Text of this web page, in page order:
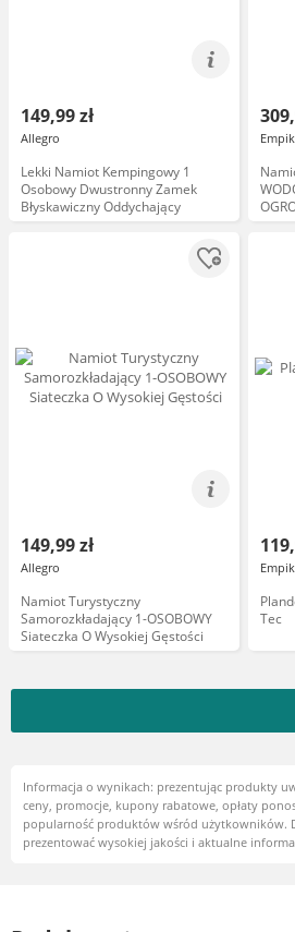
149,99 zł
Allegro
Lekki Namiot Kempingowy 1
Osobowy Dwustronny Zamek
Błyskawiczny Oddychający
149,99 zł
Allegro
Namiot Turystyczny
Samorozkładający 1-OSOBOWY
Siateczka O Wysokiej Gęstości
Tec
Informacja o wynikach: prezentując produkty
ceny, promocje, kupony rabatowe, opłaty
popularność produktów wśród użytkowników.
prezentować wysokiej jakości i aktualne